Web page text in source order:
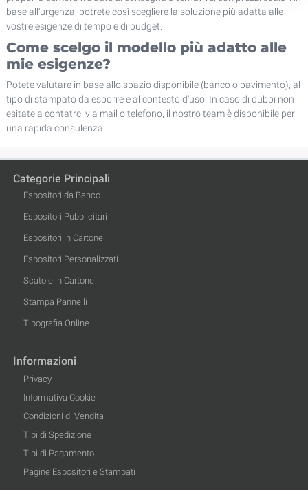
base all'urgenza: potrete così scegliere la soluzione più adatta alle
vostre esigenze di tempo e di budget.
Come scelgo il modello più adatto alle
mie esigenze?
Potete valutare in base allo spazio disponibile (banco o pavimento), al
tipo di stampato da esporre e al contesto d'uso. In caso di dubbi non
esitate a contatrci via mail o telefono, il nostro team è disponibile per
una rapida consulenza.
Categorie Principali
Espositori da Banco
Espositori Pubblicitari
Espositori in Cartone
Espositori Personalizzati
Scatole in Cartone
Stampa Pannelli
Tipografia Online
Informazioni
Privacy
Informativa Cookie
Condizioni di Vendita
Tipi di Spedizione
Tipi di Pagamento
Pagine Espositori e Stampati